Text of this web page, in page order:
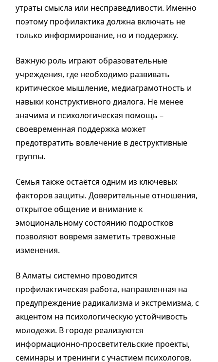
утраты смысла или несправедливости. Именно
поэтому профилактика должна включать не
только информирование, но и поддержку.
Важную роль играют образовательные
учреждения, где необходимо развивать
критическое мышление, медиаграмотность и
навыки конструктивного диалога. Не менее
значима и психологическая помощь –
своевременная поддержка может
предотвратить вовлечение в деструктивные
группы.
Семья также остаётся одним из ключевых
факторов защиты. Доверительные отношения,
открытое общение и внимание к
эмоциональному состоянию подростков
позволяют вовремя заметить тревожные
изменения.
В Алматы системно проводится
профилактическая работа, направленная на
предупреждение радикализма и экстремизма, с
акцентом на психологическую устойчивость
молодежи. В городе реализуются
информационно-просветительские проекты,
семинары и тренинги с участием психологов,